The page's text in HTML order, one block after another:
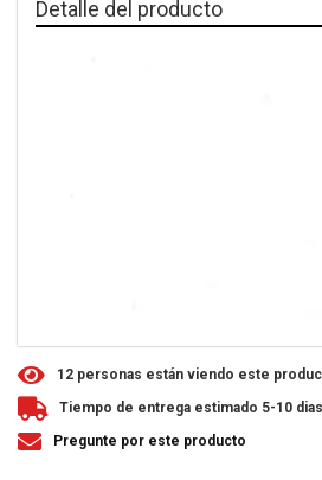
Detalle del producto
1 2 personas están viendo este
Tiempo de entrega estimado 5-10 dias
Pregunte por este producto